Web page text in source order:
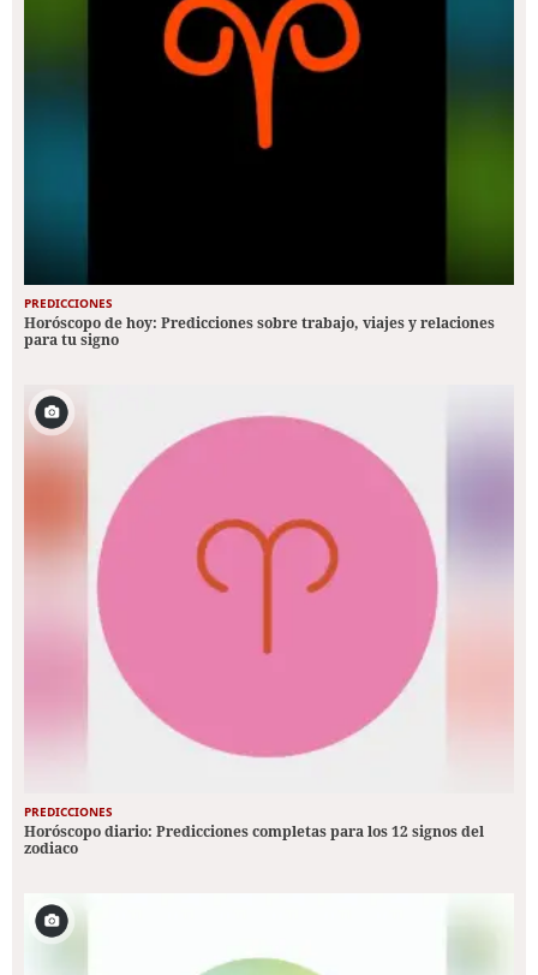
PREDICCIONES
Horóscopo de hoy: Predicciones sobre trabajo, viajes y relaciones
para tu signo
PREDICCIONES
Horóscopo diario: Predicciones completas para los 12 signos del
zodiaco